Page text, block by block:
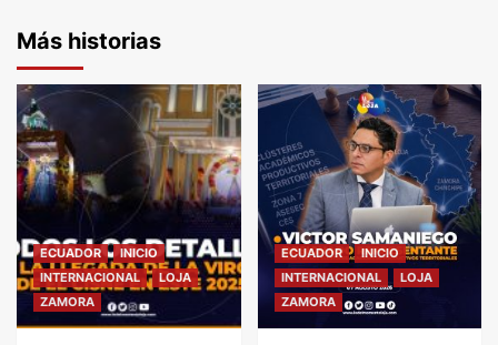
Más historias
ECUADOR
INICIO
INTERNACIONAL
LOJA
ZAMORA
ECUADOR
INICIO
INTERNACIONAL
LOJA
ZAMORA